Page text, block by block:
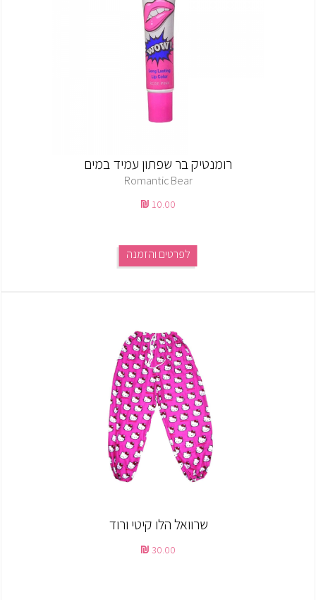
רומנטיק בר שפתון עמיד במים
Romantic Bear
10.00
לפרטים והזמנה
שרוואל הלו קיטי ורוד
30.00